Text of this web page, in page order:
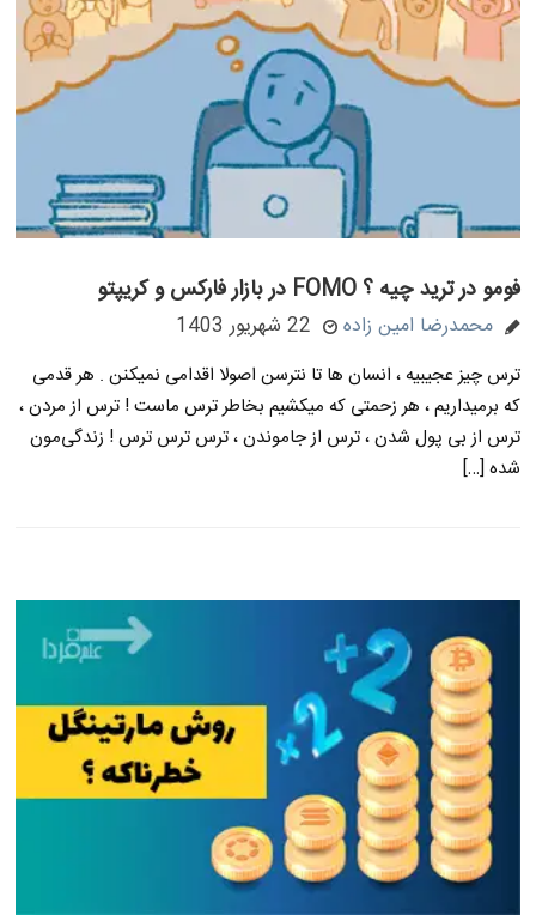
فومو در ترید چیه ؟ FOMO در بازار فارکس و کریپتو
محمدرضا امین زاده 22 شهریور 1403
ترس چیز عجیبیه ، انسان ها تا نترسن اصولا اقدامی نمیکنن . هر قدمی
که برمیداریم ، هر زحمتی که میکشیم بخاطر ترس ماست ! ترس از مردن ،
ترس از بی پول شدن ، ترس از جاموندن ، ترس ترس ترس ! زندگی‌مون
شده […]